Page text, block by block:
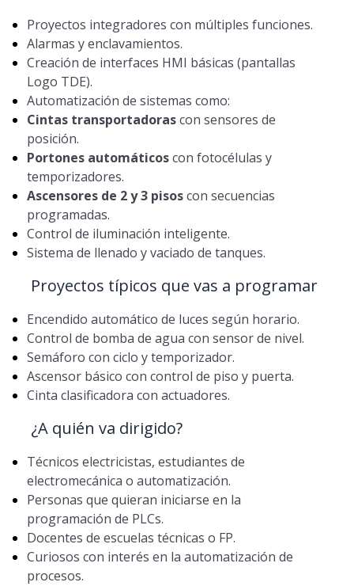
Proyectos integradores con múltiples funciones.
Alarmas y enclavamientos.
Creación de interfaces HMI básicas (pantallas
Logo TDE).
Automatización de sistemas como:
Cintas transportadorascon sensores de
posición.
Portones automáticoscon fotocélulas y
temporizadores.
Ascensores de 2 y 3 pisoscon secuencias
programadas.
Control de iluminación inteligente.
Sistema de llenado y vaciado de tanques.
Proyectos típicos que vas a programar
Encendido automático de luces según horario.
Control de bomba de agua con sensor de nivel.
Semáforo con ciclo y temporizador.
Ascensor básico con control de piso y puerta.
Cinta clasificadora con actuadores.
¿A quién va dirigido?
Técnicos electricistas, estudiantes de
electromecánica o automatización.
Personas que quieran iniciarse en la
programación de PLCs.
Docentes de escuelas técnicas o FP.
Curiosos con interés en la automatización de
procesos.